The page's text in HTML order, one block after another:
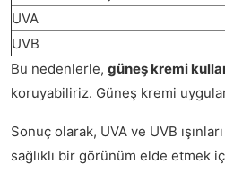
UVA
UVB
Bu nedenlerle, güneş kremi
koruyabiliriz. Güneş kremi
Sonuç olarak, UVA ve UVB
sağlıklı bir görünüm elde etmek